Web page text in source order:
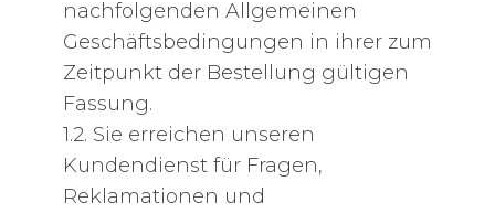
nachfolgenden Allgemeinen
Geschäftsbedingungen in ihrer zum
Zeitpunkt der Bestellung gültigen
Fassung.
1.2. Sie erreichen unseren
Kundendienst für Fragen,
Reklamationen und